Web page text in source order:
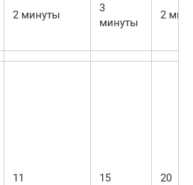
2 минуты
3
минуты
2
11 15 20